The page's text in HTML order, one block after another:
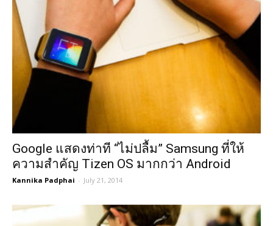
Google แสดงท่าที “ไม่ปลื้ม” Samsung ที่ให้
ความสำคัญ Tizen OS มากกว่า Android
Kannika Padphai - July 21, 2014